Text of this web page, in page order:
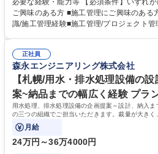
薬品と幅広く、様々な業態に合わせた用水
蓄えているので引出しが多く、提案の幅や
の範囲：当社業務全般】 募集職種 【東京/用水・排水処理設備の施工管
理】森永乳業グループ/平均残業月20時間
必要な経験・能力等 【必須条件】いずれ
ご興味のある方 ■施工管理にご興味のある
識/施工管理経験■施工管理/プロジェクト管理経験 ■CADの操作
で美味しい製品が届けられるよう、常に最
代に対応した先進のプラントを構築してい
食品プラント構築の企画・設計・施工・メ
ートできるところが当社の強みです。 学歴・資格 学歴：大学院 大学 高専
語学力： 資格：
正社員
森永エンジニアリング株式会社
【札幌/用水・排水処理設備の
案~納品までの幅広く経験 プラ
用水処理、排水処理設備の企画提案～設計、納入
の三つの組織でご担当いただきます。裁量が大きく
境が整っています。
月給
24万円～36万4000円